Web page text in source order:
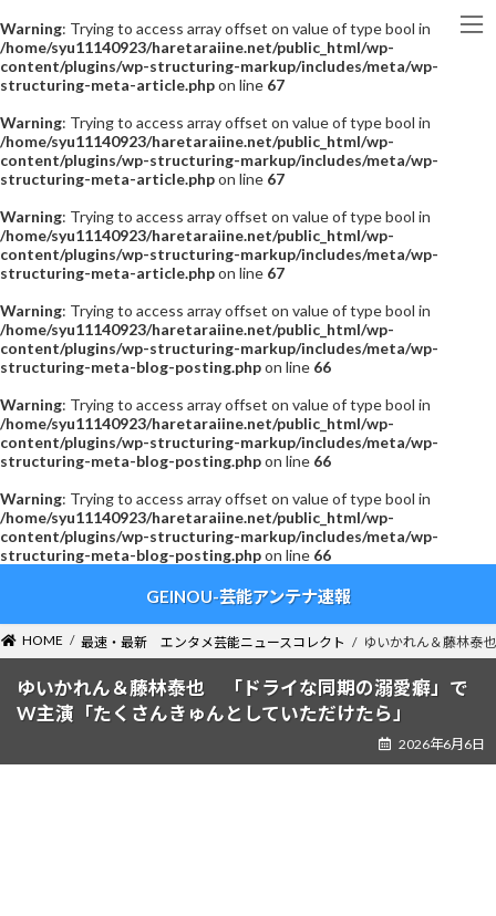
Warning: Trying to access array offset on value of type bool in
/home/syu11140923/haretaraiine.net/public_html/wp-
content/plugins/wp-structuring-markup/includes/meta/wp-
structuring-meta-article.phpon line 67
Warning: Trying to access array offset on value of type bool in
/home/syu11140923/haretaraiine.net/public_html/wp-
content/plugins/wp-structuring-markup/includes/meta/wp-
structuring-meta-article.phpon line 67
Warning: Trying to access array offset on value of type bool in
/home/syu11140923/haretaraiine.net/public_html/wp-
content/plugins/wp-structuring-markup/includes/meta/wp-
structuring-meta-article.phpon line 67
Warning: Trying to access array offset on value of type bool in
/home/syu11140923/haretaraiine.net/public_html/wp-
content/plugins/wp-structuring-markup/includes/meta/wp-
structuring-meta-blog-posting.phpon line 66
Warning: Trying to access array offset on value of type bool in
/home/syu11140923/haretaraiine.net/public_html/wp-
content/plugins/wp-structuring-markup/includes/meta/wp-
structuring-meta-blog-posting.phpon line 66
Warning: Trying to access array offset on value of type bool in
/home/syu11140923/haretaraiine.net/public_html/wp-
content/plugins/wp-structuring-markup/includes/meta/wp-
structuring-meta-blog-posting.phpon line 66
ン
ツ
ー
シ
GEINOU-芸能アンテナ速報
HOME 最速・最新 エンタメ芸能ニュースコレクト ゆいかれん＆藤林泰
ゆいかれん＆藤林泰也 「ドライな同期の溺愛癖」で
W主演「たくさんきゅんとしていただけたら」
2026年6月6日